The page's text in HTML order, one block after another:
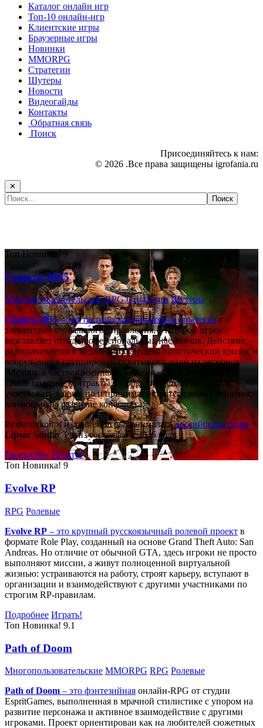
Каталог онлайн игр
Топ-10 онлайн-игр
Клиентские игры
Браузерные игры
Новинки
MMORPG
Стратегии
Шутеры
Новости
Видеогайды
Контакты
Обратная связь
Поиск
Присоединяйтесь к нам:
© 2026 .Все права защищены igrofania.ru
✕
Топ Новинка! 9
Спарта 2035
Многопользовательские RPG Стратегии Шутеры
Спарта 2035– это тактическаяпошаговая стратегияс
элементами глобального управления, в которой игрок
возглавляет отряд профессиональных наёмников. Действие
разворачивается в недалёком будущем: политический кризис и
вооружённые группировки охватывают один из регионов
Африки, а частная военная компания «Спарта» берётся за
самые опасные контракты. Игроку предстоит не только
участвовать в боях, но и принимать стратегические решения,
влияющие на развитие конфликта.
Разработкой и изданием игры занималасьроссийская студия
Lipsar Studio. Релиз состоялся в 2025 году.
Подробнее Играть!
Топ Новинка! 9
Evolve RP
RPG Ролевые
Evolve RP – это крупный русскоязычный ролевой проект в
формате Role Play, созданный на основе Grand Theft Auto: San
Andreas. Но отличие от обычной GTA, здесь игроки не просто
выполняют миссии, а живут полноценной виртуальной
жизнью: устраиваются на работу, строят карьеру, вступают в
организации и взаимодействуют с другими участниками по
строгим RP-правилам.
Подробнее Играть!
Топ Новинка! 9.1
Path of Doom
Многопользовательские MMORPG RPG Ролевые
Path of Doom – это фэнтезийная онлайн-RPG от студии
EspritGames, выполненная в мрачной стилистике с упором на
развитие персонажа и активное взаимодействие с другими
игроками. Проект ориентирован как на любителей сюжетных